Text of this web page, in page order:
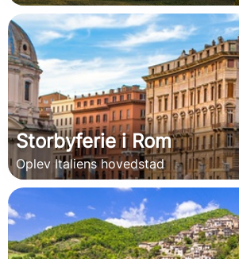
Storbyferie i Rom
Oplev Italiens hovedstad